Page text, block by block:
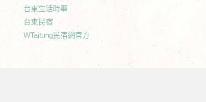
台東生活時事
台東民宿
WTaitung民宿網官方